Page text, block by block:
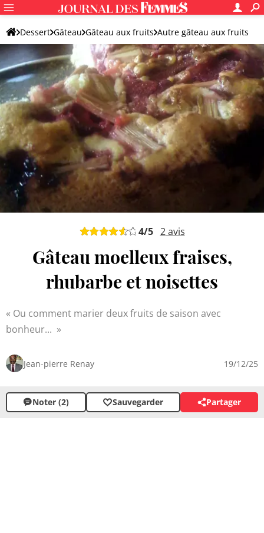
Dessert Gâteau Gâteau aux fruits Autre gâteau aux fruits
4/5 2avis
Gâteau moelleux fraises,
rhubarbe et noisettes
Ou comment marier deux fruits de saison avec
bonheur...
Jean-pierre Renay 19/12/25
Noter (2) Sauvegarder Partager